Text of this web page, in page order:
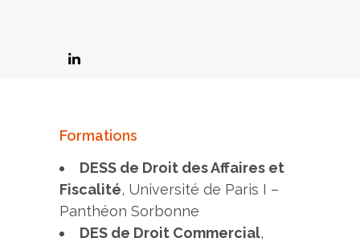
Formations
DESS de Droit des Affaires et
Fiscalité, Université de Paris I –
Panthéon Sorbonne
DES de Droit Commercial,